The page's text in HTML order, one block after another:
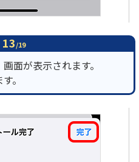
13/19
面が表示されます。
。